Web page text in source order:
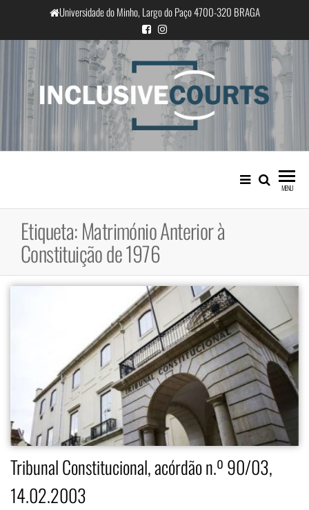
o
conteúdo
Universidade do Minho, Largo do Paço 4700-320 BRAGA
InclusiveCourts
Igualdade e diferença cultural na
prática judicial portuguesa
MENU
Etiqueta:Matrimónio Anterior à
Constituição de 1976
Tribunal Constitucional, acórdão n.º 90/03,
14.02.2003